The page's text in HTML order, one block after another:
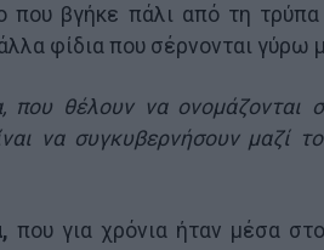
που βγήκε πάλι από τη
φίδια που σέρνονται γύρω
που θέλουν να ονομάζονται
να συγκυβερνήσουν μαζί
που για χρόνια ήταν μέσα